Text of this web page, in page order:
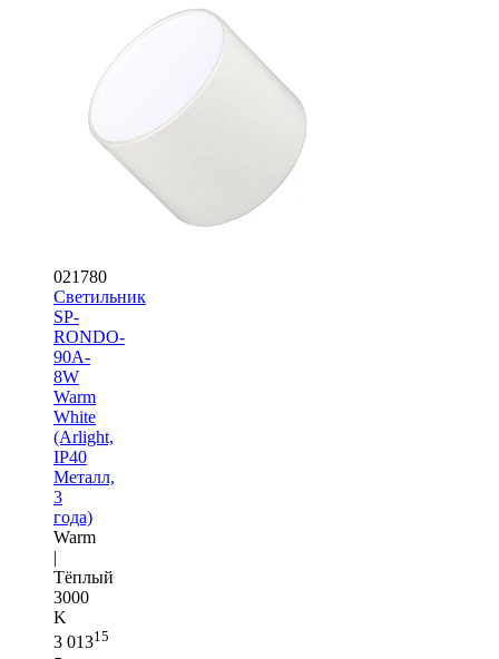
021780
Светильник
SP-
RONDO-
90A-
8W
Warm
White
(Arlight,
IP40
Металл,
3
года)
Warm
|
Тёплый
3000
K
3 01315